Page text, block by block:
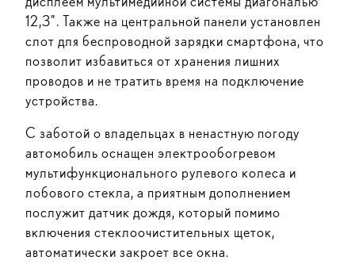
12,3”. Также на центральной панели установлен
слот для беспроводной зарядки смартфона, что
позволит избавиться от хранения лишних
проводов и не тратить время на подключение
устройства.
С заботой о владельцах в ненастную погоду
автомобиль оснащен электрообогревом
мультифункционального рулевого колеса и
лобового стекла, а приятным дополнением
послужит датчик дождя, который помимо
включения стеклоочистительных щеток,
автоматически закроет все окна.